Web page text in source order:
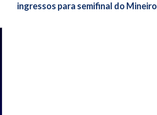
ingressos para semifinal do Mineiro